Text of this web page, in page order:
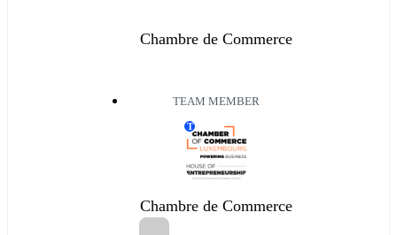
Chambre de Commerce
TEAM MEMBER
T
Chambre de Commerce